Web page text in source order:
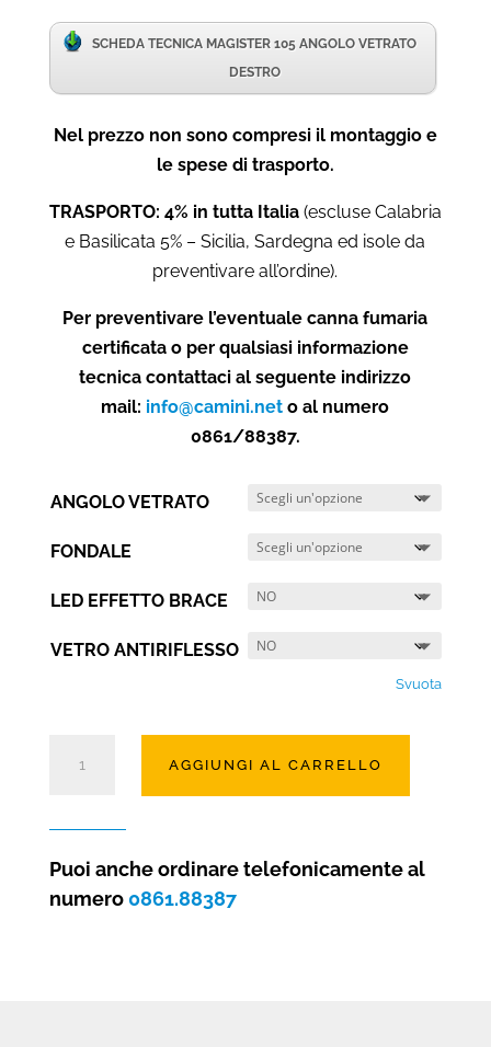
SCHEDA TECNICA MAGISTER 105 ANGOLO VETRATO
DESTRO
Nel prezzo non sono compresi il montaggio e
le spese di trasporto.
TRASPORTO: 4% in tutta Italia (escluse Calabria
e Basilicata 5% – Sicilia, Sardegna ed isole da
preventivare all’ordine).
Per preventivare l’eventuale canna fumaria
certificata o per qualsiasi informazione
tecnica contattaci al seguente indirizzo
mail: info@camini.net o al numero
0861/88387.
ANGOLO VETRATO
FONDALE
LED EFFETTO BRACE
VETRO ANTIRIFLESSO
Svuota
105
angolare
AGGIUNGI AL CARRELLO
Puoi anche ordinare telefonicamente al
numero 0861.88387